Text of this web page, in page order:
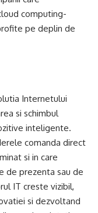
computing-
pe deplin de
Internetului
si schimbul
inteligente.
comanda direct
si in care
de prezenta sau de
IT creste vizibil,
si dezvoltand